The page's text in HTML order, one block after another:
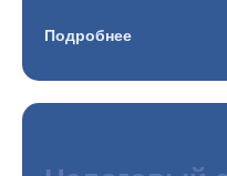
Подробнее